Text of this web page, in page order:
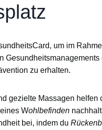
, um im
Gesundheitsmanagements
zu erhalten.
gezielte Massagen helfen
Wohlbefinden
bei, indem du